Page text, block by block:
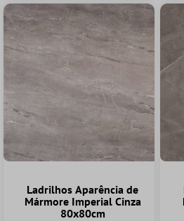
Ladrilhos Aparência de
Mármore Imperial Cinza
80x80cm